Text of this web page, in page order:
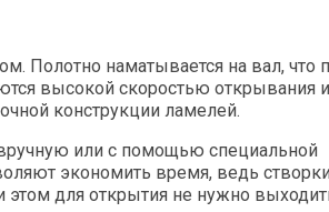
Полотно наматывается на вал, что
высокой скоростью открывания
конструкции ламелей.
или с помощью специальной
экономить время, ведь створки
для открытия не нужно